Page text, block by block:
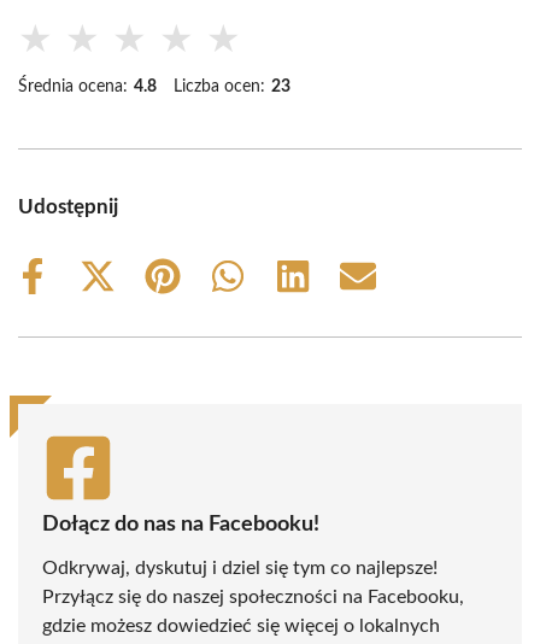
★ ★ ★ ★ ★
Średnia ocena: 4.8 Liczba ocen: 23
Udostępnij
Share
Share
(Twitter)
Share
Share
Share
Share
Dołącz do nas na Facebooku!
Odkrywaj, dyskutuj i dziel się tym co najlepsze!
Przyłącz się do naszej społeczności na Facebooku,
gdzie możesz dowiedzieć się więcej o lokalnych